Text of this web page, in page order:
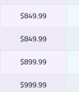
$849.99
$849.99
$899.99
$999.99